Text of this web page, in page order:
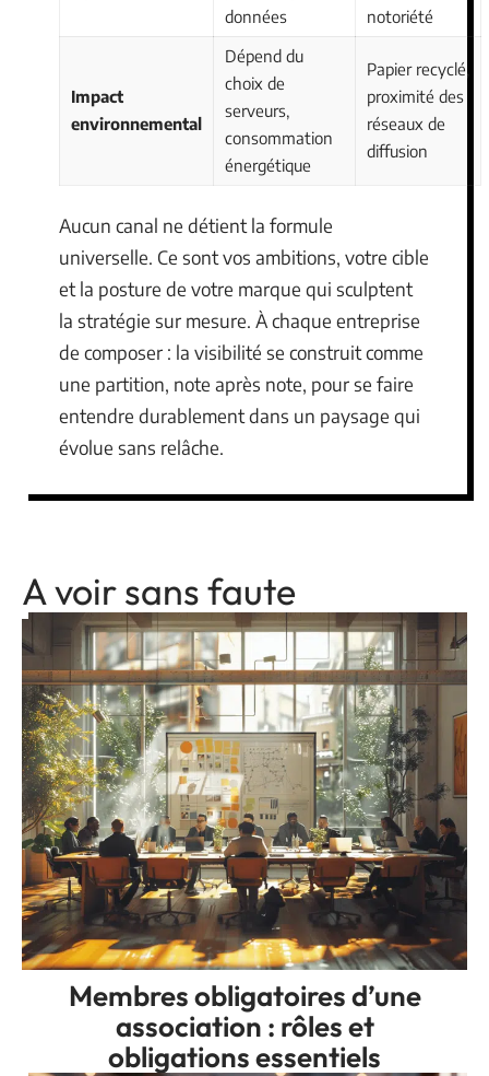
données
notoriété
Impact
environnemental
Dépend du
choix de
serveurs,
consommation
énergétique
Papier recyclé,
proximité des
réseaux de
diffusion
Aucun canal ne détient la formule
universelle. Ce sont vos ambitions, votre cible
et la posture de votre marque qui sculptent
la stratégie sur mesure. À chaque entreprise
de composer : la visibilité se construit comme
une partition, note après note, pour se faire
entendre durablement dans un paysage qui
évolue sans relâche.
A voir sans faute
Membres obligatoires d’une
association : rôles et
obligations essentiels